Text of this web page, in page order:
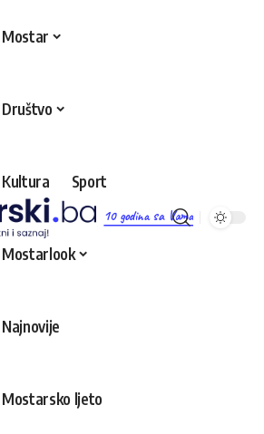
10 godina sa Vama
Mostar
Društvo
Kultura Sport
Mostarlook
Najnovije
Mostarsko ljeto